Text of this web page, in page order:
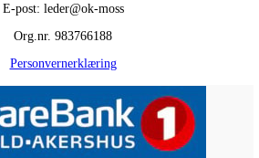
E-post: leder@ok-moss
Org.nr. 983766188
Personvernerklæring